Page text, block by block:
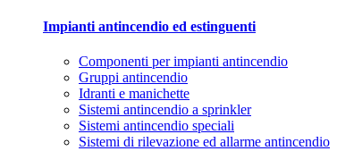
Impianti antincendio ed estinguenti
Componenti per impianti antincendio
Gruppi antincendio
Idranti e manichette
Sistemi antincendio a sprinkler
Sistemi antincendio speciali
Sistemi di rilevazione ed allarme antincendio